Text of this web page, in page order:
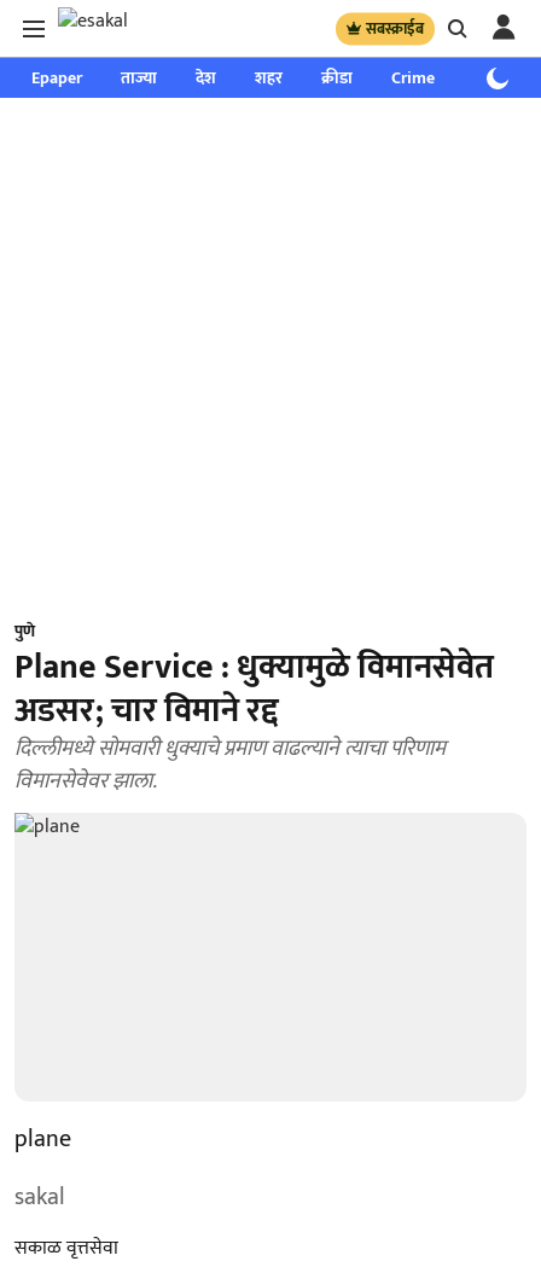
सबस्क्राईब
Epaper ताज्या देश शहर क्रीडा Crime साप्ताहिक
पुणे
Plane Service : धुक्यामुळे विमानसेवेत
अडसर; चार विमाने रद्द
दिल्लीमध्ये सोमवारी धुक्याचे प्रमाण वाढल्याने त्याचा परिणाम
विमानसेवेवर झाला.
plane
sakal
सकाळ वृत्तसेवा